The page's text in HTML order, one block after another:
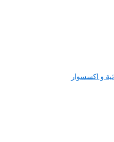
و اكسسوار